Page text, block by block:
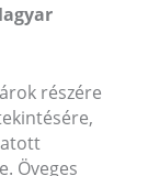
részére
Öveges